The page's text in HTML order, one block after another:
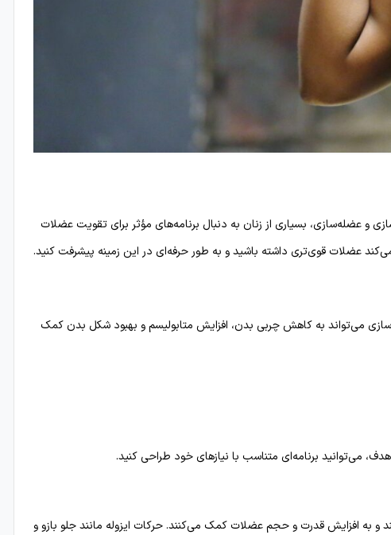
و عضله‌سازی، بسیاری از زنان به دنبال برنامه‌های مؤثر برای تقویت عضلات
عضلات قوی‌تری داشته باشید و به طور حرفه‌ای در این زمینه پیشرفت کنید.
می‌تواند به کاهش چربی بدن، افزایش متابولیسم و بهبود شکل بدن کمک
می‌توانید برنامه‌ای متناسب با نیازهای خود طراحی کنید.
و به افزایش قدرت و حجم عضلات کمک می‌کنند. حرکات ایزوله مانند جلو بازو و